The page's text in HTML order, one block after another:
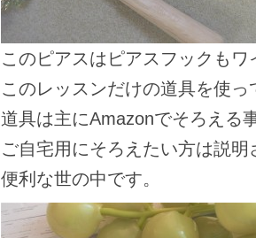
このピアスはピアスフックも
このレッスンだけの道具を使
道具は主にAmazonでそろえる
ご自宅用にそろえたい方は説
便利な世の中です。